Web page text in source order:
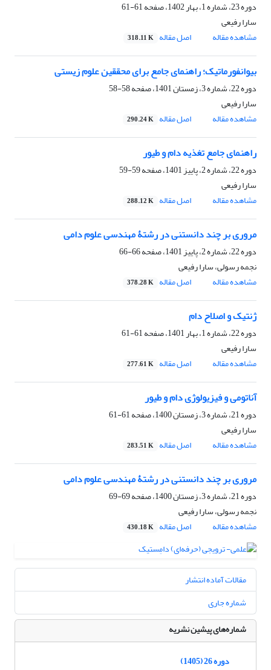
دوره 23، شماره 1، بهار 1402، صفحه
61-61
سارا رفیعی
مشاهده مقاله
اصل مقاله 318.11 K
بیوانفورماتیک؛ راهنمای جامع برای محققین علوم زیستی
دوره 22، شماره 3، زمستان 1401، صفحه
58-58
سارا رفیعی
مشاهده مقاله
اصل مقاله 290.24 K
راهنمای جامع تغذیه دام و طیور
دوره 22، شماره 2، پاییز 1401، صفحه
59-59
سارا رفیعی
مشاهده مقاله
اصل مقاله 288.12 K
مروری بر چند دانستنی‌ در رشتۀ مهندسی علوم دامی
دوره 22، شماره 2، پاییز 1401، صفحه
66-66
نجمه رسولی، سارا رفیعی
مشاهده مقاله
اصل مقاله 378.28 K
ژنتیک و اصلاح دام
دوره 22، شماره 1، بهار 1401، صفحه
61-61
سارا رفیعی
مشاهده مقاله
اصل مقاله 277.61 K
آناتومی و فیزیولوژی دام و طیور
دوره 21، شماره 3، زمستان 1400، صفحه
61-61
سارا رفیعی
مشاهده مقاله
اصل مقاله 283.51 K
مروری بر چند دانستنی‌ در رشتۀ مهندسی علوم دامی
دوره 21، شماره 3، زمستان 1400، صفحه
69-69
نجمه رسولی، سارا رفیعی
مشاهده مقاله
اصل مقاله 430.18 K
مقالات آماده انتشار
شماره جاری
شماره‌های پیشین نشریه
دوره 26 (1405)